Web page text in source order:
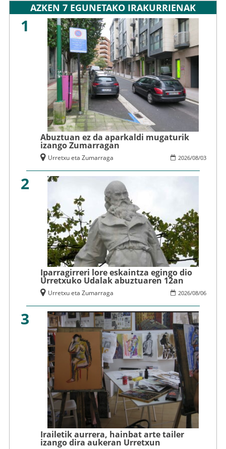
AZKEN 7 EGUNETAKO IRAKURRIENAK
1
Abuztuan ez da aparkaldi mugaturik
izango Zumarragan
2026/08/03
Urretxu eta Zumarraga
2
Iparragirreri lore eskaintza egingo dio
Urretxuko Udalak abuztuaren 12an
2026/08/06
Urretxu eta Zumarraga
3
Irailetik aurrera, hainbat arte tailer
izango dira aukeran Urretxun